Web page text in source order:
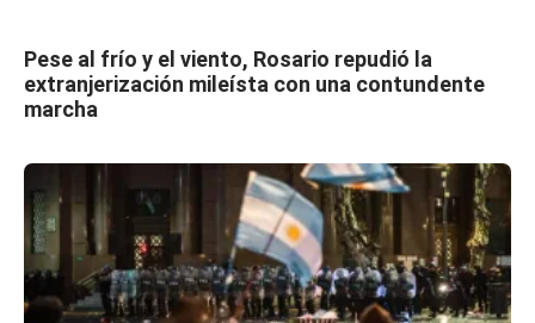
Pese al frío y el viento, Rosario repudió la
extranjerización mileísta con una contundente
marcha